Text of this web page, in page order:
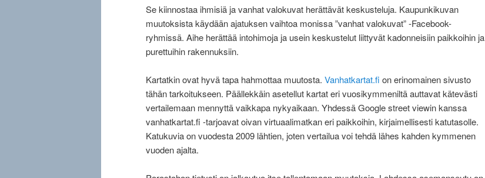
Se kiinnostaa ihmisiä ja vanhat valokuvat herättävät keskusteluja. Kaupunkikuvan
muutoksista käydään ajatuksen vaihtoa monissa ”vanhat valokuvat” -Facebook-
ryhmissä. Aihe herättää intohimoja ja usein keskustelut liittyvät kadonneisiin paikkoihin ja
purettuihin rakennuksiin.
Kartatkin ovat hyvä tapa hahmottaa muutosta. Vanhatkartat.fi on erinomainen sivusto
tähän tarkoitukseen. Päällekkäin asetellut kartat eri vuosikymmeniltä auttavat kätevästi
vertailemaan mennyttä vaikkapa nykyaikaan. Yhdessä Google street viewin kanssa
vanhatkartat.fi -tarjoavat oivan virtuaalimatkan eri paikkoihin, kirjaimellisesti katutasolle.
Katukuvia on vuodesta 2009 lähtien, joten vertailua voi tehdä lähes kahden kymmenen
vuoden ajalta.